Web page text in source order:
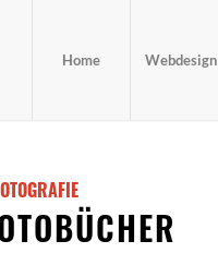
Home Webdesign